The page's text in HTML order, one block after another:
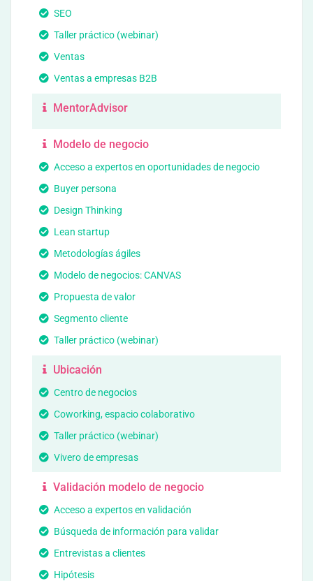
SEO
Taller práctico (webinar)
Ventas
Ventas a empresas B2B
MentorAdvisor
Modelo de negocio
Acceso a expertos en oportunidades de negocio
Buyer persona
Design Thinking
Lean startup
Metodologías ágiles
Modelo de negocios: CANVAS
Propuesta de valor
Segmento cliente
Taller práctico (webinar)
Ubicación
Centro de negocios
Coworking, espacio colaborativo
Taller práctico (webinar)
Vivero de empresas
Validación modelo de negocio
Acceso a expertos en validación
Búsqueda de información para validar
Entrevistas a clientes
Hipótesis